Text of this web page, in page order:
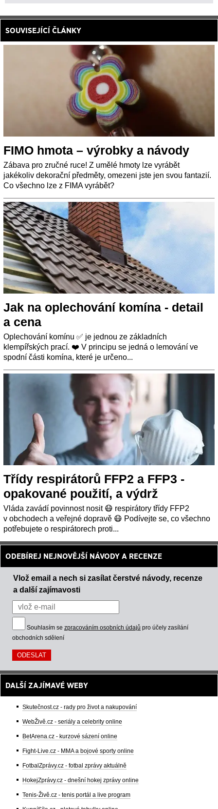
SOUVISEJÍCÍ ČLÁNKY
FIMO hmota – výrobky a návody
Zábava pro zručné ruce! Z umělé hmoty lze vyrábět
jakékoliv dekorační předměty, omezeni jste jen svou fantazií.
Co všechno lze z FIMA vyrábět?
Jak na oplechování komína - detail
a cena
Oplechování komínu ✅ je jednou ze základních
klempířských prací. ❤️ V principu se jedná o lemování ve
spodní části komína, které je určeno...
Třídy respirátorů FFP2 a FFP3 -
opakované použití, a výdrž
Vláda zavádí povinnost nosit 😷 respirátory třídy FFP2
v obchodech a veřejné dopravě 😷 Podívejte se, co všechno
potřebujete o respirátorech proti...
ODEBÍREJ NEJNOVĚJŠÍ NÁVODY A RECENZE
Vlož email a nech si zasílat čerstvé návody, recenze
a další zajímavosti
Souhlasím se zpracováním osobních údajů pro účely zasílání
obchodních sdělení
DALŠÍ ZAJÍMAVÉ WEBY
Skutečnost.cz - rady pro život a nakupování
WebŽivě.cz - seriály a celebrity online
BetArena.cz - kurzové sázení online
Fight-Live.cz - MMA a bojové sporty online
FotbalZprávy.cz - fotbal zprávy aktuálně
HokejZprávy.cz - dnešní hokej zprávy online
Tenis-Živě.cz - tenis portál a live program